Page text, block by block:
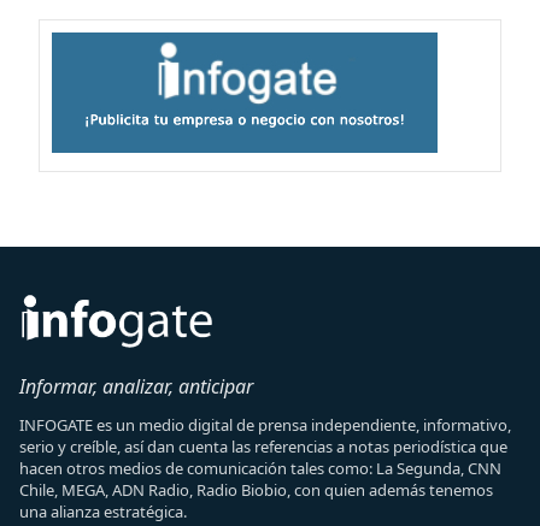
Informar, analizar, anticipar
INFOGATE es un medio digital de prensa independiente, informativo,
serio y creíble, así dan cuenta las referencias a notas periodística que
hacen otros medios de comunicación tales como: La Segunda, CNN
Chile, MEGA, ADN Radio, Radio Biobio, con quien además tenemos
una alianza estratégica.